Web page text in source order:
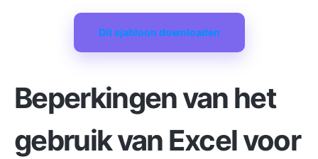
Dit sjabloon downloaden
Beperkingen van het
gebruik van Excel voor